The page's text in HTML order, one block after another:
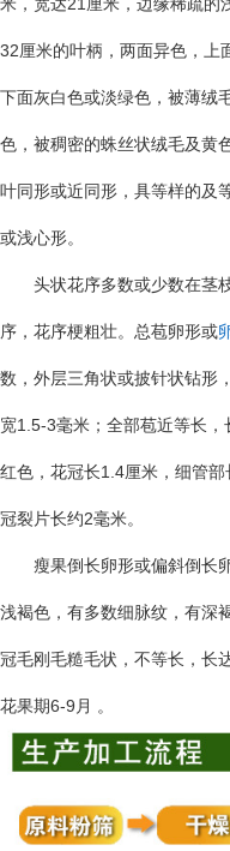
米，宽达 厘米，边缘稀疏的
32厘米的叶柄，两面异色，上
下面灰白色或淡绿色，被薄绒
色，被稠密的蛛丝状绒毛及黄
叶同形或近同形，具等样的及
或浅心形。
头状花序多数或少数在茎
序，花序梗粗壮。总苞卵形或
数，外层三角状或披针状钻形
宽1.5-3毫米；全部苞近等长，
红色，花冠长1.4厘米，细管部
冠裂片长约2毫米。
瘦果倒长卵形或偏斜倒长
浅褐色，有多数细脉纹，有深
冠毛刚毛糙毛状，不等长，长
花果期6-9 月 。